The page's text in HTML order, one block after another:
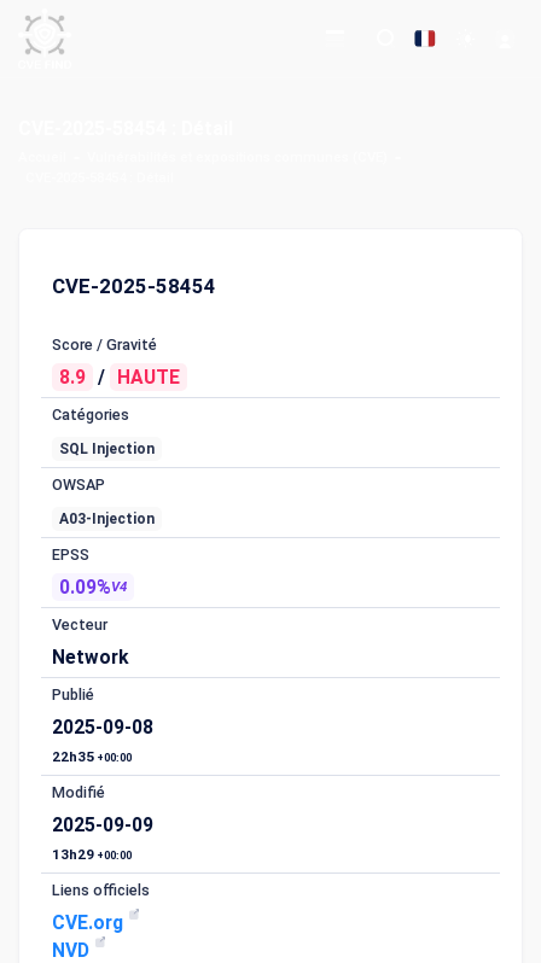
CVE-2025-58454
Score / Gravité
8.9 / HAUTE
Catégories
SQL Injection
OWSAP
A03-Injection
EPSS
0.09%V4
Vecteur
Network
Publié
2025-09-08
22h35 +00:00
Modifié
2025-09-09
13h29 +00:00
Liens officiels
CVE.org
NVD